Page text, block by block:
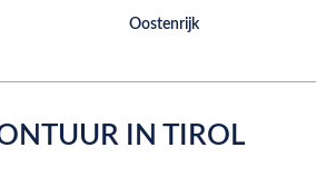
Oostenrijk
IN TIROL